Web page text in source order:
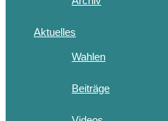
Aktuelles
Wahlen
Beiträge